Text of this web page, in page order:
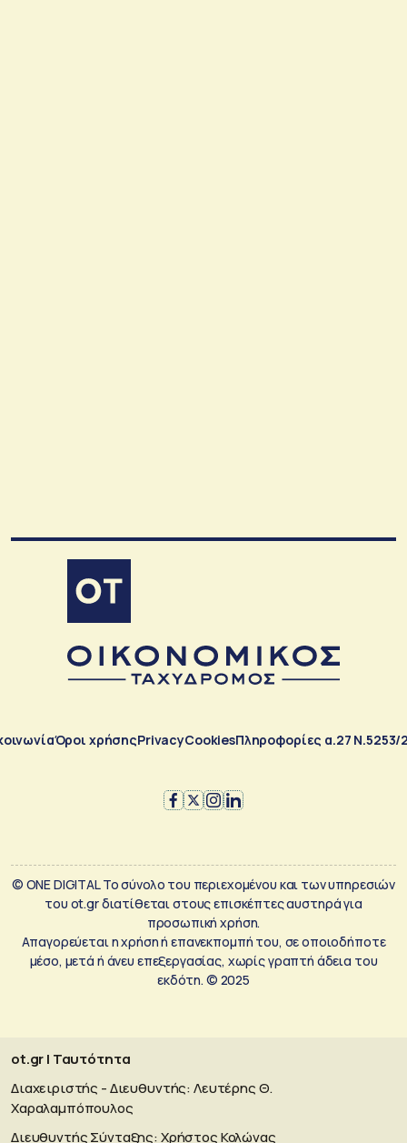
Όροι χρήσηςPrivacyCookiesΠληροφορίες α.27 Ν.5253/
© ONE DIGITAL Το σύνολο του περιεχομένου και των υπηρεσιών
του ot.gr διατίθεται στους επισκέπτες αυστηρά για
προσωπική χρήση.
Απαγορεύεται η χρήση ή επανεκπομπή του, σε οποιοδήποτε
μέσο, μετά ή άνευ επεξεργασίας, χωρίς γραπτή άδεια του
εκδότη. © 2025
ot.gr | Ταυτότητα
Διαχειριστής - Διευθυντής: Λευτέρης Θ.
Χαραλαμπόπουλος
Διευθυντής Σύνταξης: Χρήστος Κολώνας